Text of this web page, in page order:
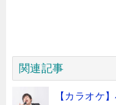
関連記事
【カラオケ